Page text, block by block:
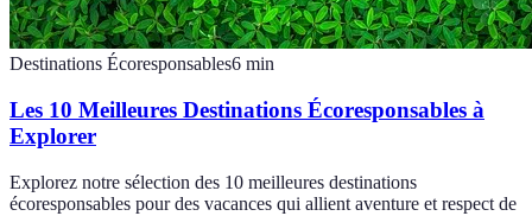
Destinations Écoresponsables6 min
Les 10 Meilleures Destinations Écoresponsables à
Explorer
Explorez notre sélection des 10 meilleures destinations
écoresponsables pour des vacances qui allient aventure et respect de